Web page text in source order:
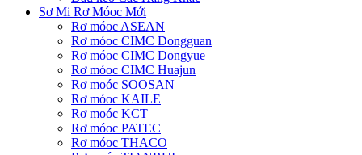
Sơ Mi Rơ Móoc Mới
Rơ móoc ASEAN
Rơ móoc CIMC Dongguan
Rơ móoc CIMC Dongyue
Rơ móoc CIMC Huajun
Rơ moóc SOOSAN
Rơ móoc KAILE
Rơ moóc KCT
Rơ móoc PATEC
Rơ móoc THACO